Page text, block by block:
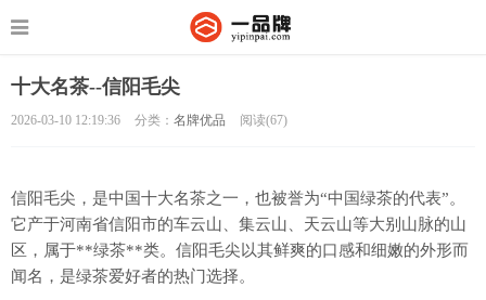
十大名茶--信阳毛尖
2026-03-10 12:19:36 分类： 名牌优品 阅读(67)
信阳毛尖，是中国十大名茶之一，也被誉为“中国绿茶的代表”。
它产于河南省信阳市的车云山、集云山、天云山等大别山脉的山
区，属于**绿茶**类。信阳毛尖以其鲜爽的口感和细嫩的外形而
闻名，是绿茶爱好者的热门选择。